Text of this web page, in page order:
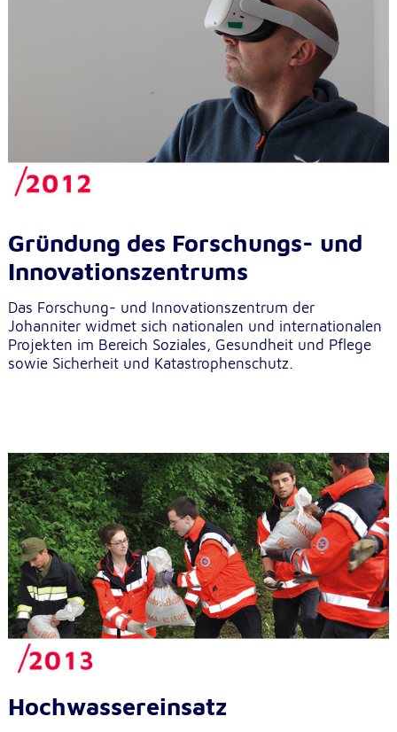
Gründung des Forschungs- und
Innovationszentrums
Das Forschung- und Innovationszentrum der
Johanniter widmet sich nationalen und internationalen
Projekten im Bereich Soziales, Gesundheit und Pflege
sowie Sicherheit und Katastrophenschutz.
Hochwassereinsatz